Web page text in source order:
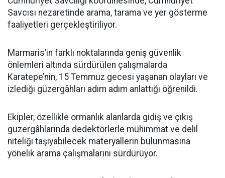
Savcısı nezaretinde arama, tarama ve yer gösterme
faaliyetleri gerçekleştiriliyor.
Marmaris’in farklı noktalarında geniş güvenlik
önlemleri altında sürdürülen çalışmalarda
Karatepe’nin, 15 Temmuz gecesi yaşanan olayları ve
izlediği güzergâhları adım adım anlattığı öğrenildi.
Ekipler, özellikle ormanlık alanlarda gidiş ve çıkış
güzergâhlarında dedektörlerle mühimmat ve delil
niteliği taşıyabilecek materyallerin bulunmasına
yönelik arama çalışmalarını sürdürüyor.